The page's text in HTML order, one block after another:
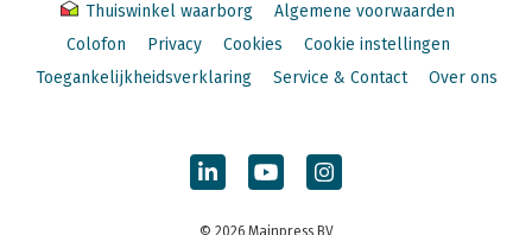
Thuiswinkel waarborg
Algemene voorwaarden
Colofon
Privacy Cookies
Cookie instellingen
Toegankelijkheidsverklaring
Service & Contact Over ons
© 2026 Mainpress BV